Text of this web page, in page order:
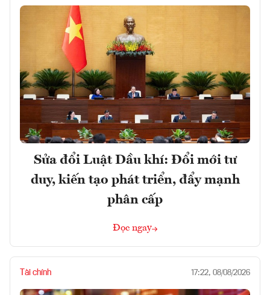
Sửa đổi Luật Dầu khí: Đổi mới tư
duy, kiến tạo phát triển, đẩy mạnh
phân cấp
Đọc ngay
Tài chính 17:22, 08/08/2026